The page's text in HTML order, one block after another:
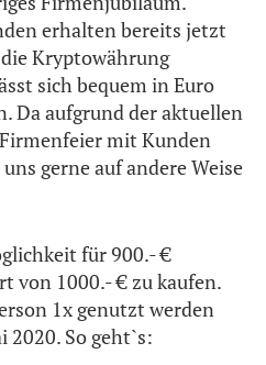
erhalten bereits jetzt
Kryptowährung
sich bequem in Euro
Da aufgrund der aktuellen
mit Kunden
gerne auf andere Weise
für 900.- €
von 1000.- € zu kaufen.
1x genutzt werden
2020. So geht`s: